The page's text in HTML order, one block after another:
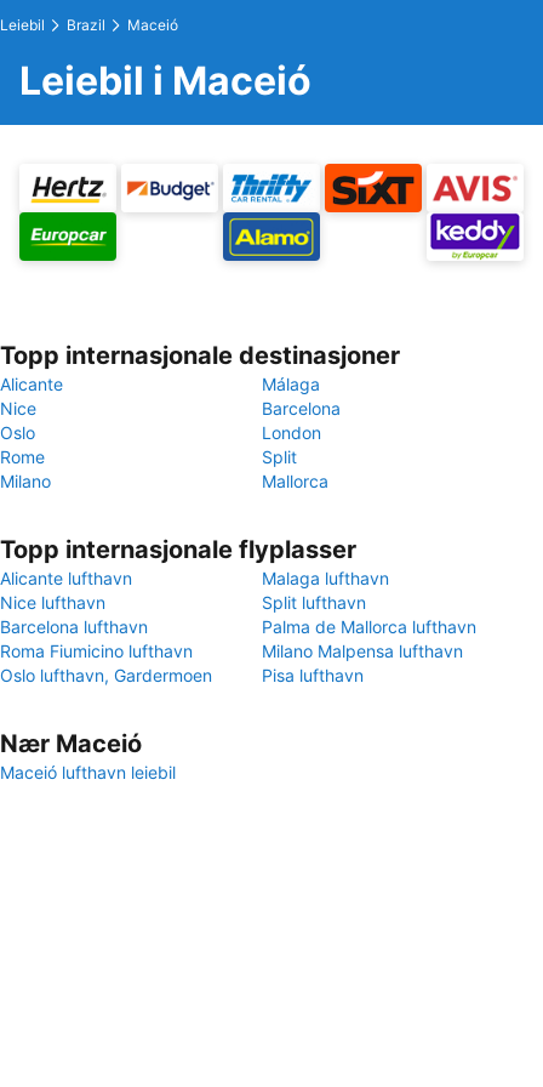
Leiebil Brazil Maceió
Leiebil i Maceió
Topp internasjonale destinasjoner
Alicante
Málaga
Nice
Barcelona
Oslo
London
Rome
Split
Milano
Mallorca
Topp internasjonale flyplasser
Alicante lufthavn
Malaga lufthavn
Nice lufthavn
Split lufthavn
Barcelona lufthavn
Palma de Mallorca lufthavn
Roma Fiumicino lufthavn
Milano Malpensa lufthavn
Oslo lufthavn, Gardermoen
Pisa lufthavn
Nær Maceió
Maceió lufthavn leiebil